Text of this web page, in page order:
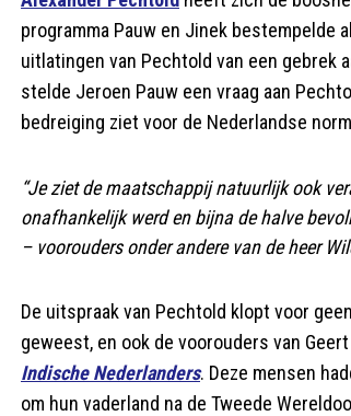
programma Pauw en Jinek bestempelde
uitlatingen van Pechtold van een gebrek
stelde Jeroen Pauw een vraag aan
bedreiging ziet voor de Nederlandse
“Je ziet de maatschappij natuurlijk ook
onafhankelijk werd en bijna de halve
– voorouders onder andere van de heer
De uitspraak van Pechtold klopt voor
geweest, en ook de voorouders van
Indische Nederlanders. Deze mensen
om hun vaderland na de Tweede